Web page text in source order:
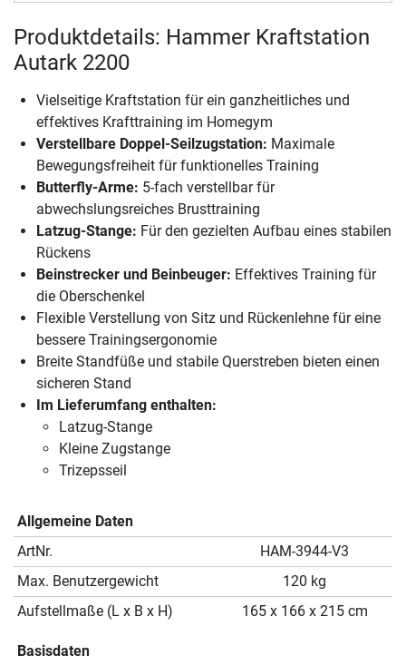
Produktdetails: Hammer Kraftstation
Autark 2200
Vielseitige Kraftstation für ein ganzheitliches und
effektives Krafttraining im Homegym
Verstellbare Doppel-Seilzugstation: Maximale
Bewegungsfreiheit für funktionelles Training
Butterfly-Arme: 5-fach verstellbar für
abwechslungsreiches Brusttraining
Latzug-Stange: Für den gezielten Aufbau eines stabilen
Rückens
Beinstrecker und Beinbeuger: Effektives Training für
die Oberschenkel
Flexible Verstellung von Sitz und Rückenlehne für eine
bessere Trainingsergonomie
Breite Standfüße und stabile Querstreben bieten einen
sicheren Stand
Im Lieferumfang enthalten:
Latzug-Stange
Kleine Zugstange
Trizepsseil
Allgemeine Daten
ArtNr.
HAM-3944-V3
Max. Benutzergewicht
120 kg
Aufstellmaße (L x B x H)
165 x 166 x 215 cm
Basisdaten